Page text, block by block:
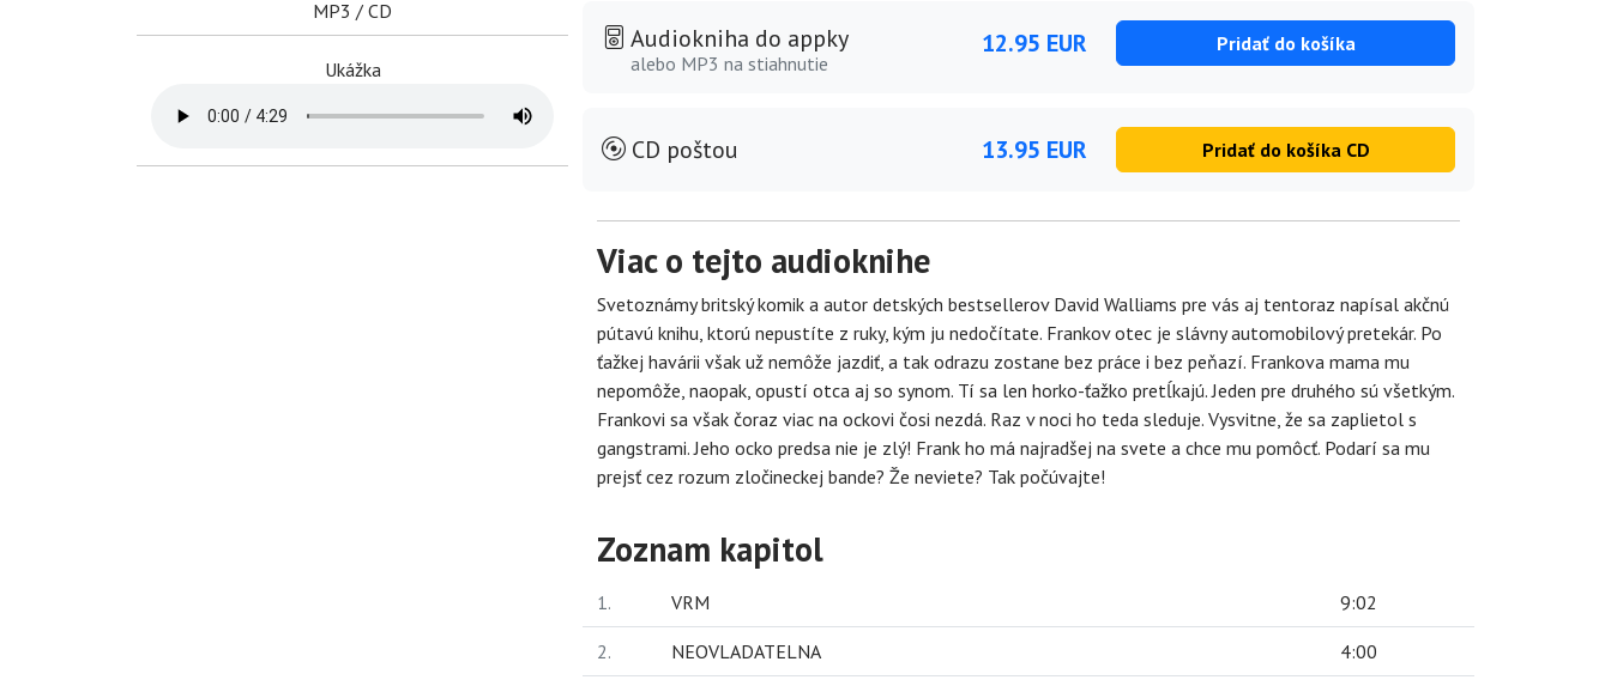
MP3 / CD
Ukážka
Audiokniha do appky
alebo MP3 na stiahnutie
12.95 EUR Pridať do košíka
CD poštou 13.95 EUR Pridať do košíka CD
Viac o tejto audioknihe
Svetoznámy britský komik a autor detských bestsellerov David Walliams pre vás aj tentoraz napísal akčnú
pútavú knihu, ktorú nepustíte z ruky, kým ju nedočítate. Frankov otec je slávny automobilový pretekár. Po
ťažkej havárii však už nemôže jazdiť, a tak odrazu zostane bez práce i bez peňazí. Frankova mama mu
nepomôže, naopak, opustí otca aj so synom. Tí sa len horko-ťažko pretĺkajú. Jeden pre druhého sú všetkým.
Frankovi sa však čoraz viac na ockovi čosi nezdá. Raz v noci ho teda sleduje. Vysvitne, že sa zaplietol s
gangstrami. Jeho ocko predsa nie je zlý! Frank ho má najradšej na svete a chce mu pomôcť. Podarí sa mu
prejsť cez rozum zločineckej bande? Že neviete? Tak počúvajte!
Zoznam kapitol
1. VRM 9:02
2. NEOVLADATELNA 4:00